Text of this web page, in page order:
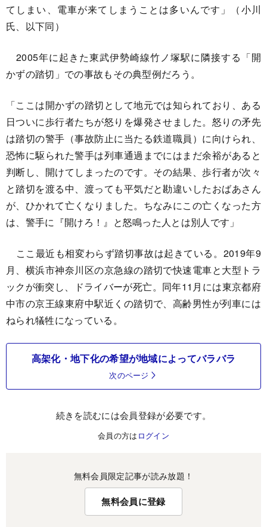
てしまい、電車が来てしまうことは多いんです」（小川
氏、以下同）
2005年に起きた東武伊勢崎線竹ノ塚駅に隣接する「開
かずの踏切」での事故もその典型例だろう。
「ここは開かずの踏切として地元では知られており、ある
日ついに歩行者たちが怒りを爆発させました。怒りの矛先
は踏切の警手（事故防止に当たる鉄道職員）に向けられ、
恐怖に駆られた警手は列車通過までにはまだ余裕があると
判断し、開けてしまったのです。その結果、歩行者が次々
と踏切を渡る中、渡っても平気だと勘違いしたおばあさん
が、ひかれて亡くなりました。ちなみにこの亡くなった方
は、警手に『開けろ！』と怒鳴った人とは別人です」
ここ最近も相変わらず踏切事故は起きている。2019年9
月、横浜市神奈川区の京急線の踏切で快速電車と大型トラ
ックが衝突し、ドライバーが死亡。同年11月には東京都府
中市の京王線東府中駅近くの踏切で、高齢男性が列車には
ねられ犠牲になっている。
高架化・地下化の希望が地域によってバラバラ
次のページ
続きを読むには会員登録が必要です。
会員の方は ログイン
無料会員限定記事が読み放題！
無料会員に登録